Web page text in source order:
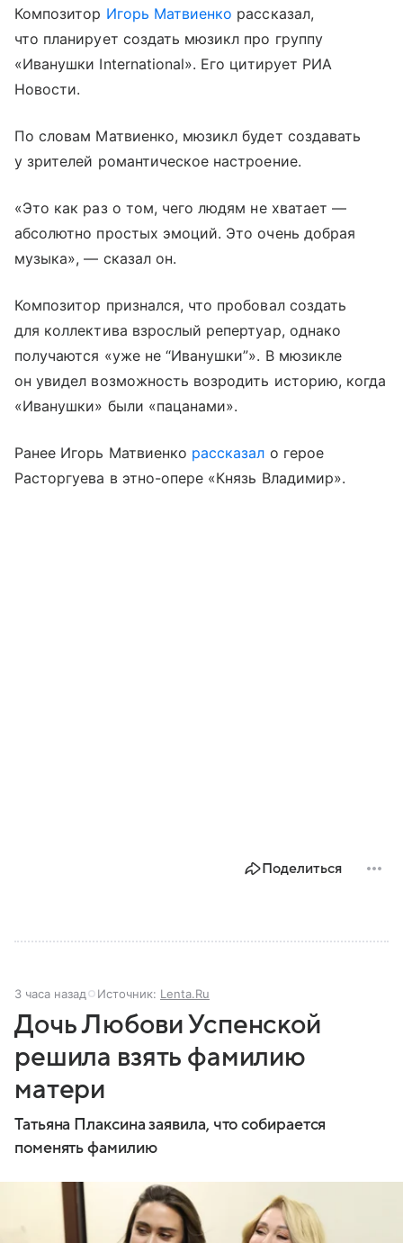
Композитор Игорь Матвиенко рассказал,
что планирует создать мюзикл про группу
«Иванушки International». Его цитирует РИА
Новости.
По словам Матвиенко, мюзикл будет создавать
у зрителей романтическое настроение.
«Это как раз о том, чего людям не хватает —
абсолютно простых эмоций. Это очень добрая
музыка», — сказал он.
Композитор признался, что пробовал создать
для коллектива взрослый репертуар, однако
получаются «уже не “Иванушки”». В мюзикле
он увидел возможность возродить историю, когда
«Иванушки» были «пацанами».
Ранее Игорь Матвиенко рассказал о герое
Расторгуева в этно-опере «Князь Владимир».
Поделиться
3 часа назад Источник: Lenta.Ru
Дочь Любови Успенской
решила взять фамилию
матери
Татьяна Плаксина заявила, что собирается
поменять фамилию